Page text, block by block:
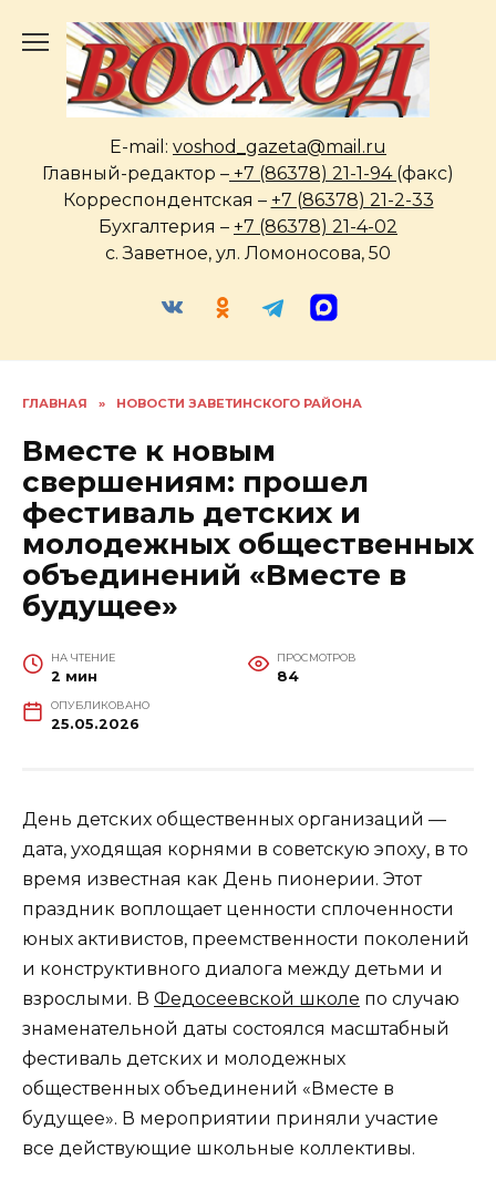
содержанию
E-mail: voshod_gazeta@mail.ru
Главный-редактор – +7 (86378) 21-1-94 (факс)
Корреспондентская – +7 (86378) 21-2-33
Бухгалтерия – +7 (86378) 21-4-02
с. Заветное, ул. Ломоносова, 50
ГЛАВНАЯ » НОВОСТИ ЗАВЕТИНСКОГО РАЙОНА
Вместе к новым
свершениям: прошел
фестиваль детских и
молодежных общественных
объединений «Вместе в
будущее»
НА ЧТЕНИЕ
2 мин
ПРОСМОТРОВ
84
ОПУБЛИКОВАНО
25.05.2026
День детских общественных организаций —
дата, уходящая корнями в советскую эпоху, в то
время известная как День пионерии. Этот
праздник воплощает ценности сплоченности
юных активистов, преемственности поколений
и конструктивного диалога между детьми и
взрослыми. В Федосеевской школе по случаю
знаменательной даты состоялся масштабный
фестиваль детских и молодежных
общественных объединений «Вместе в
будущее». В мероприятии приняли участие
все действующие школьные коллективы.